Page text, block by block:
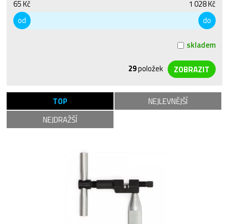
65 Kč
1 028 Kč
od
do
skladem
29položek
TOP
NEJLEVNĚJŠÍ
NEJDRAŽŠÍ